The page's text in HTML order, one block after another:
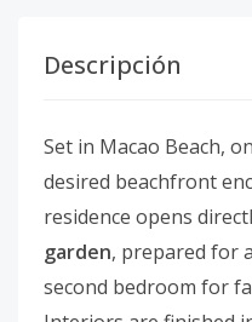
Descripción
Set in Macao Beach,
desired beachfront
residence opens
garden, prepared for
second bedroom for